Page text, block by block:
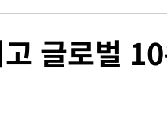
글로벌